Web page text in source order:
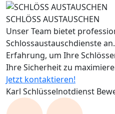
SCHLÖSS AUSTAUSCHEN
Unser Team bietet
Schlossaustauschdienste
Erfahrung, um Ihre
Ihre Sicherheit zu
Jetzt kontaktieren!
Karl Schlüsselnotdienst